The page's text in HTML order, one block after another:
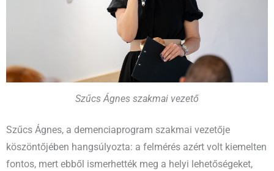
Szűcs Ágnes szakmai vezető
Szűcs Ágnes, a demenciaprogram szakmai vezetője
köszöntőjében hangsúlyozta: a felmérés azért volt kiemelten
fontos, mert ebből ismerhették meg a helyi lehetőségeket,